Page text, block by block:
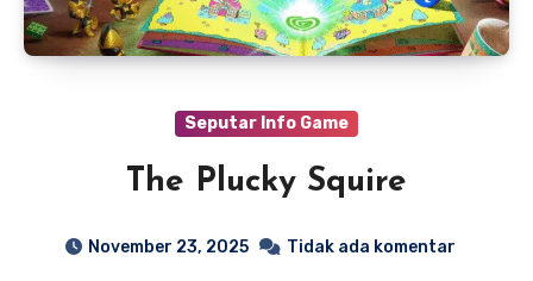
Seputar Info Game
The Plucky Squire
November 23, 2025 Tidak ada komentar